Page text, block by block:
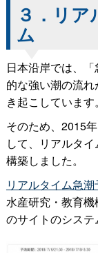
３．リ
ム
日本沿岸では、
的な強い潮の流
き起こしています。
そのため、 2015
して、リアルタ
構築しました。
リアルタイム急
水産研究・教育
のサイトのシステ